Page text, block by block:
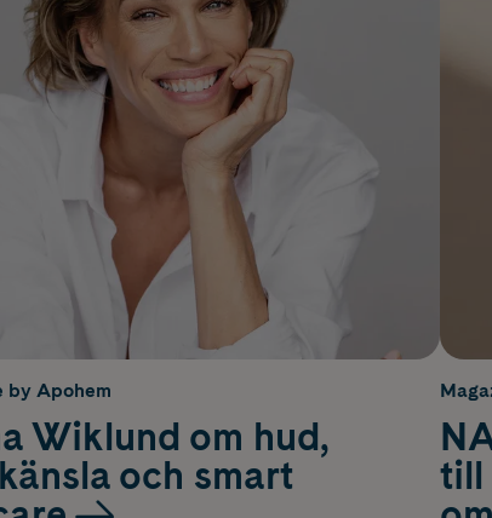
by Apohem
Wiklund om hud,
och smart
till